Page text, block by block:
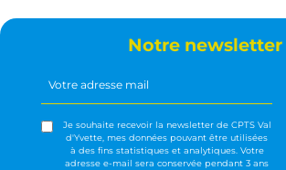
Notre newsletter
mail
(Nécessaire)
Je souhaite recevoir la newsletter de CPTS Val
d'Yvette, mes données pouvant être utilisées
à des fins statistiques et analytiques. Votre
adresse e-mail sera conservée pendant 3 ans